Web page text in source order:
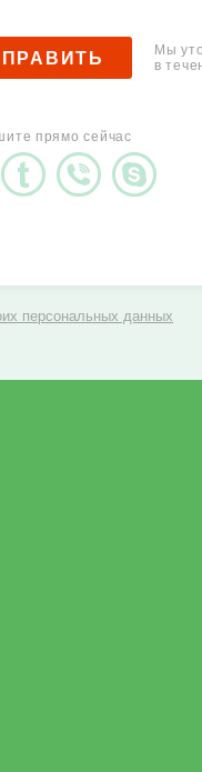
Мы
в
прямо сейчас
персональных данных